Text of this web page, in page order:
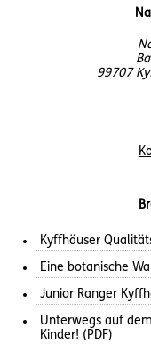
99707
Kyffhäuser
Eine botanische
Junior Ranger
Unterwegs auf
Kinder! (PDF)